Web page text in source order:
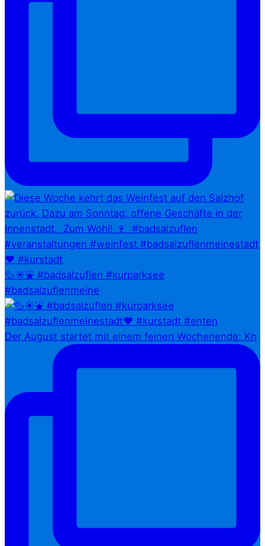
🦆☀️⛲ #badsalzuflen #kurparksee
#badsalzuflenmeine
Der August startet mit einem feinen Wochenende: Kn